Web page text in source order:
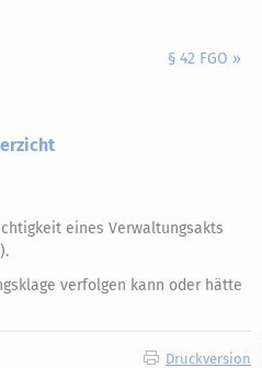
§ 42 FGO »
eines Verwaltungsakts
verfolgen kann oder hätte
Druckversion